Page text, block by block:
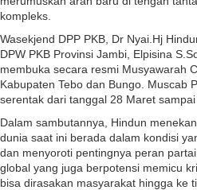
kompleks.
Wasekjend DPP PKB, Dr Nyai.Hj
DPW PKB Provinsi Jambi, Elpisina
membuka secara resmi Musyawarah
Kabupaten Tebo dan Bungo. Muscab
serentak dari tanggal 28 Maret
Dalam sambutannya, Hindun
dunia saat ini berada dalam kondisi
dan menyoroti pentingnya peran
global yang juga berpotensi memicu
bisa dirasakan masyarakat hingga ke